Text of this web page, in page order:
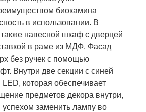
биокамина
в использовании. В
также навесной шкаф с дверцей
в раме из МДФ. Фасад
без ручек с помощью
Внутри две секции с синей
LED, которая обеспечивает
предметов декора внутри,
успехом заменить лампу во